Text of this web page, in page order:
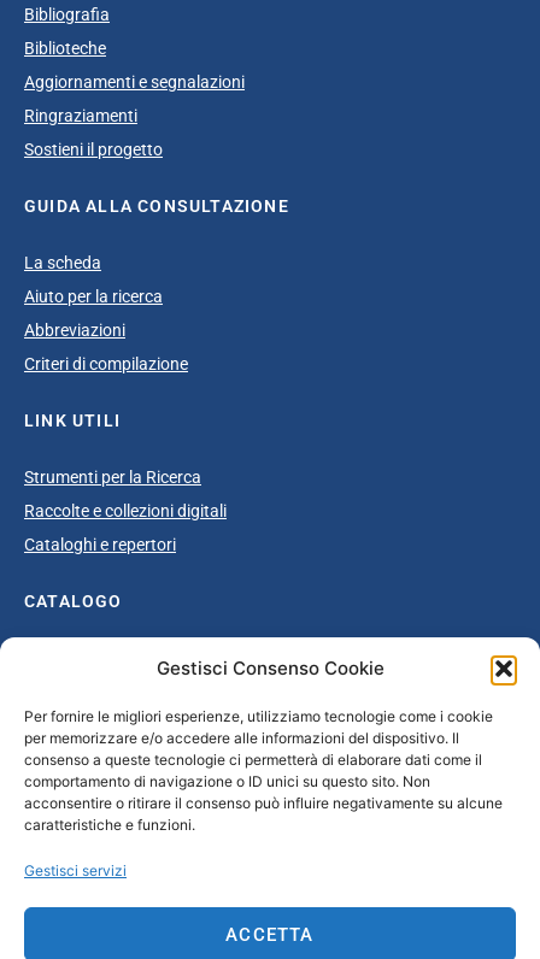
Gestisci Consenso Cookie
Per fornire le migliori esperienze, utilizziamo tecnologie come i cookie
per memorizzare e/o accedere alle informazioni del dispositivo. Il
consenso a queste tecnologie ci permetterà di elaborare dati come il
comportamento di navigazione o ID unici su questo sito. Non
acconsentire o ritirare il consenso può influire negativamente su alcune
caratteristiche e funzioni.
Gestisci servizi
ACCETTA
Bibliografia
Biblioteche
Aggiornamenti e segnalazioni
Ringraziamenti
Sostieni il progetto
GUIDA ALLA CONSULTAZIONE
La scheda
Aiuto per la ricerca
Abbreviazioni
Criteri di compilazione
LINK UTILI
Strumenti per la Ricerca
Raccolte e collezioni digitali
Cataloghi e repertori
CATALOGO
Catalogo completo
Età giolittiana
Grande Guerra e dopoguerra
Fascismo
Repubblica Sociale Italiana
CONTATTI